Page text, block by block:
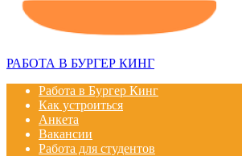
РАБОТА В БУРГЕР КИНГ
Работа в Бургер Кинг
Как устроиться
Анкета
Вакансии
Работа для студентов